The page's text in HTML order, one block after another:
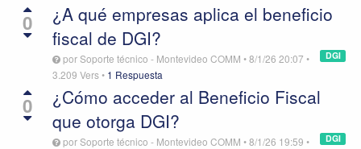
0
¿A qué empresas aplica el beneficio
fiscal de DGI?
DGI
porSoporte técnico - Montevideo COMM •8/1/26 20:07 •
3.209 Vers• 1 Respuesta
0
¿Cómo acceder al Beneficio Fiscal
que otorga DGI?
DGI
porSoporte técnico - Montevideo COMM •8/1/26 19:59 •